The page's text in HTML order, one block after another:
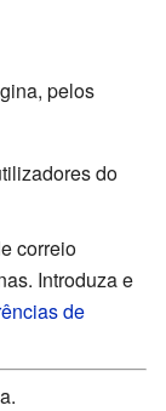
pelos
do
correio
Introduza e
de